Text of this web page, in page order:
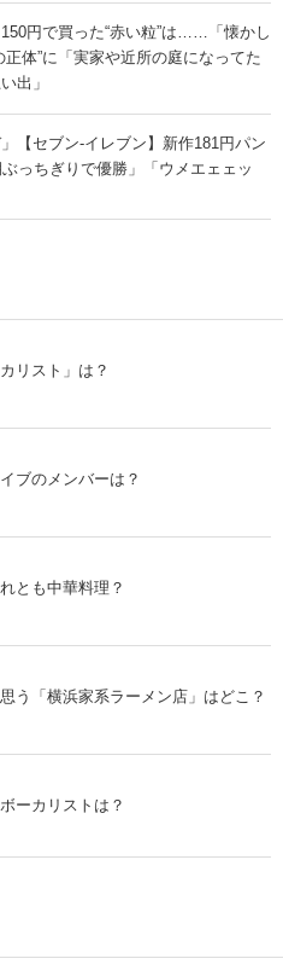
円で買った“赤い粒”は……「懐かし
体”に「実家や近所の庭になってた
出」
【セブン‐イレブン】新作181円パン
っちぎりで優勝」「ウメエェェッ
リスト」は？
ブのメンバーは？
とも中華料理？
う「横浜家系ラーメン店」はどこ？
ーカリストは？